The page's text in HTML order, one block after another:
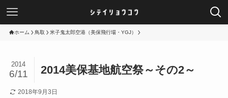
ホーム 鳥取 米子鬼太郎空港（美保飛行場・YGJ）
2014美保基地航空祭～その2～
2014
6/11
2018年9月3日